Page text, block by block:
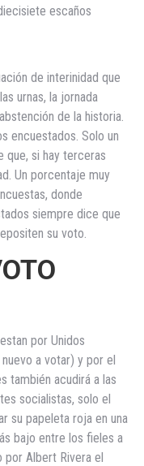
escaños
de interinidad que
urnas, la jornada
de la historia.
encuestados. Solo un
que, si hay terceras
Un porcentaje muy
donde
siempre dice que
su voto.
por Unidos
a votar) y por el
también acudirá a las
socialistas, solo el
su papeleta roja en una
bajo entre los fieles a
por Albert Rivera el